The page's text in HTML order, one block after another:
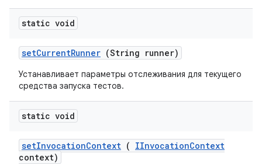
static void
setCurrentRunner (String runner)
Устанавливает параметры отслеживания для текущего
средства запуска тестов.
static void
setInvocationContext ( IInvocationContext
context)